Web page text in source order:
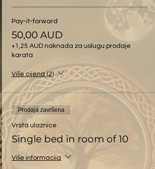
Pay-it-forward
50,00 AUD
+1,25 AUD naknada za uslugu prodaje
karata
Više cijena (2)
Prodaja završena
Vrsta ulaznice
Single bed in room of 10
Više informacija